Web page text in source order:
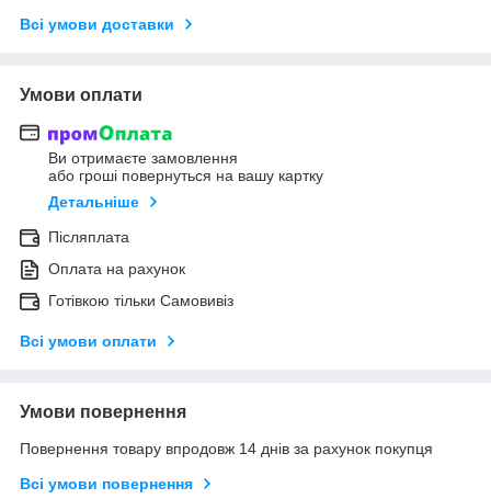
Всі умови доставки
Умови оплати
Ви отримаєте замовлення
або гроші повернуться на вашу картку
Детальніше
Післяплата
Оплата на рахунок
Готівкою тільки Самовивіз
Всі умови оплати
Умови повернення
Повернення товару впродовж 14 днів за рахунок покупця
Всі умови повернення